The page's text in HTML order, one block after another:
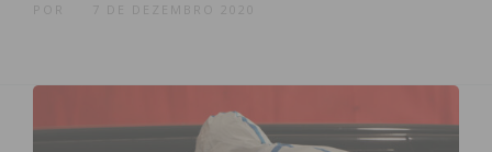
7 DE DEZEMBRO 2020